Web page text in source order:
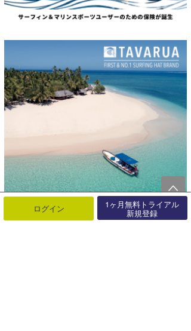
ログイン 1ヶ月無料トライアル
新規登録